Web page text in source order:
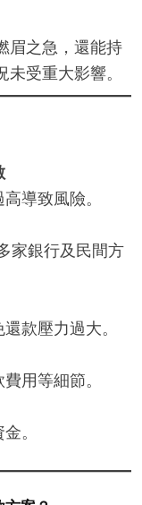
眉之急，還能持
受重大影響。
導致風險。
家銀行及民間方
款壓力過大。
用等細節。
。